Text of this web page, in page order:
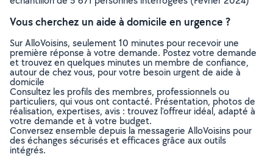
Vous cherchez un aide à domicile en urgence ?
Sur AlloVoisins, seulement 10 minutes pour recevoir une
première réponse à votre demande. Postez votre demande
et trouvez en quelques minutes un membre de confiance,
autour de chez vous, pour votre besoin urgent de aide à
domicile
Consultez les profils des membres, professionnels ou
particuliers, qui vous ont contacté. Présentation, photos de
réalisation, expertises, avis : trouvez l'offreur idéal, adapté à
votre demande et à votre budget.
Conversez ensemble depuis la messagerie AlloVoisins pour
des échanges sécurisés et efficaces grâce aux outils
intégrés.